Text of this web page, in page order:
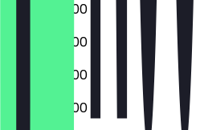
06:00 - 22:00
06:00 - 22:00
06:00 - 22:00
06:00 - 22:00